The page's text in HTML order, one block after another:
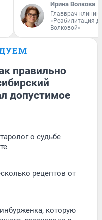
Ирина Волкова
Главврач
«Реабилитация
Волковой»
правильно
допустимое
о судьбе
рецептов от
которую